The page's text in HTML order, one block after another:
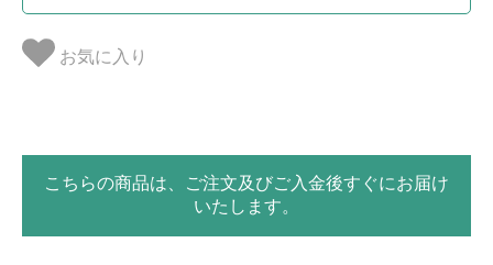
お気に入り
こちらの商品は、ご注文及びご入金後すぐにお届け
いたします。